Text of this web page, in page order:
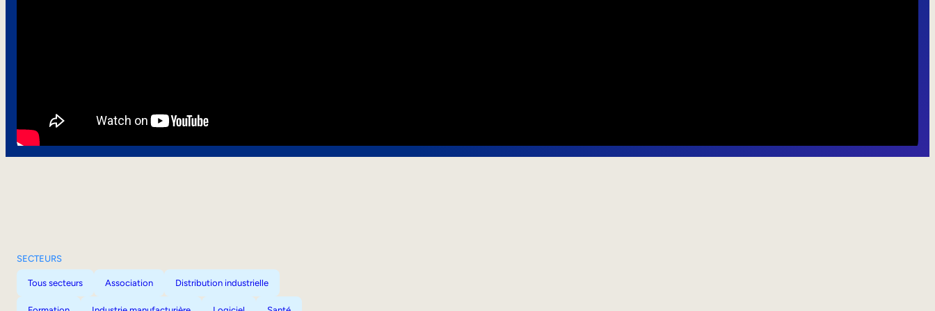
SECTEURS
Tous secteurs Association Distribution industrielle